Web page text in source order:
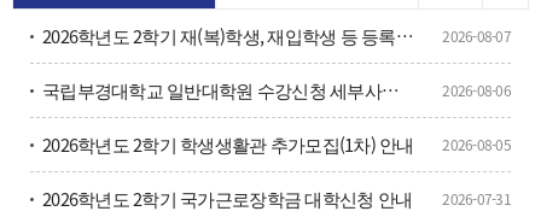
2026학년도 2학기 재(복)학생, 재입학생 등 등록금 납부 안내
2026-08-07
국립부경대학교 일반대학원 수강신청 세부사항 안내 (대이과목) 2026-08-06
2026학년도 2학기 학생생활관 추가모집(1차) 안내 2026-08-05
2026학년도 2학기 국가근로장학금 대학신청 안내 2026-07-31